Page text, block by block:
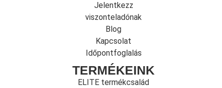
Jelentkezz
viszonteladónak
Blog
Kapcsolat
Időpontfoglalás
TERMÉKEINK
ELITE termékcsalád